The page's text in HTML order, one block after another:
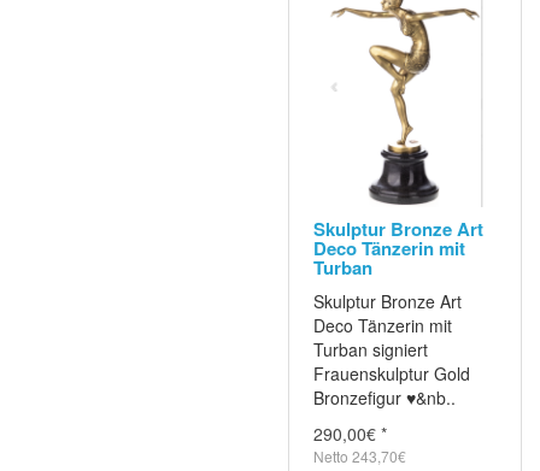
Skulptur Bronze Art
Deco Tänzerin mit
Turban
Skulptur Bronze Art
Deco Tänzerin mit
Turban signiert
Frauenskulptur Gold
Bronzefigur ♥&nb..
290,00€ *
Netto 243,70€